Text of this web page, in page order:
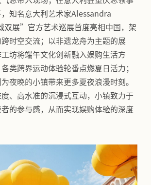
知名意大利艺术家Alessandra
展”官方艺术巡展首度亮相中国，架
时空交流；以非遗龙舟为主题的展
坊将端午文化创新融入娱购生活方
类跨界运动体验轮番点燃夏日活力；
夜晚的小镇带来更多夏夜浪漫时刻。
、高水准的沉浸式互动，小镇致力于
的参与感，从而实现娱购体验的深度